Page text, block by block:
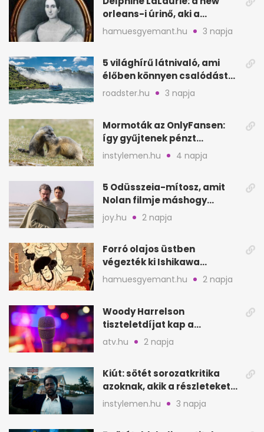
orleans-i úrinő, aki a
padláson kínzott
hamuesgyemant.hu 3 napja
5 világhírű látnivaló, ami
élőben könnyen csalódást
okozhat
roadster.hu 3 napja
Mormoták az OnlyFansen:
így gyűjtenek pénzt
amerikai kutatók
instylemen.hu 4 napja
5 Odüsszeia-mítosz, amit
Nolan filmje máshogy
mutat, mint Homérosz
joy.hu 2 napja
Forró olajos üstben
végezték ki Ishikawa
Goemont, Japán Robin
Hoodját
hamuesgyemant.hu 2 napja
Woody Harrelson
tiszteletdíjat kap a
Szarajevói Filmfesztiválon
atv.hu 2 napja
Kiút: sötét sorozatkritika
azoknak, akik a részleteket
keresik
instylemen.hu 3 napja